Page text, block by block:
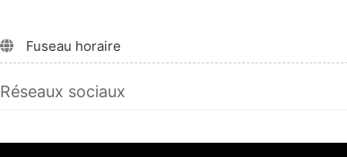
Fuseau horaire
Réseaux sociaux